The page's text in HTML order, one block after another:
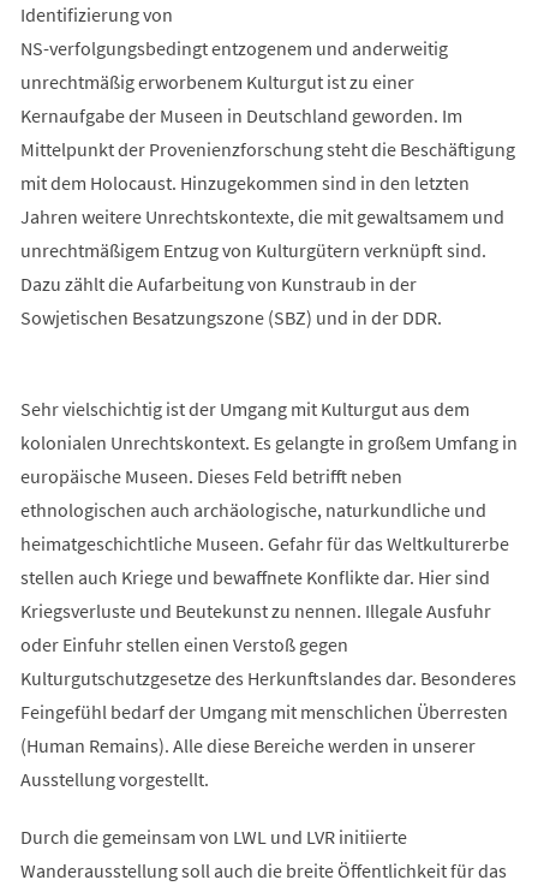
Identifizierung von
NS-verfolgungsbedingt entzogenem und anderweitig
unrechtmäßig erworbenem Kulturgut ist zu einer
Kernaufgabe der Museen in Deutschland geworden. Im
Mittelpunkt der Provenienzforschung steht die Beschäftigung
mit dem Holocaust. Hinzugekommen sind in den letzten
Jahren weitere Unrechtskontexte, die mit gewaltsamem und
unrechtmäßigem Entzug von Kulturgütern verknüpft sind.
Dazu zählt die Aufarbeitung von Kunstraub in der
Sowjetischen Besatzungszone (SBZ) und in der DDR.
Sehr vielschichtig ist der Umgang mit Kulturgut aus dem
kolonialen Unrechtskontext. Es gelangte in großem Umfang in
europäische Museen. Dieses Feld betrifft neben
ethnologischen auch archäologische, naturkundliche und
heimatgeschichtliche Museen. Gefahr für das Weltkulturerbe
stellen auch Kriege und bewaffnete Konflikte dar. Hier sind
Kriegsverluste und Beutekunst zu nennen. Illegale Ausfuhr
oder Einfuhr stellen einen Verstoß gegen
Kulturgutschutzgesetze des Herkunftslandes dar. Besonderes
Feingefühl bedarf der Umgang mit menschlichen Überresten
(Human Remains). Alle diese Bereiche werden in unserer
Ausstellung vorgestellt.
Durch die gemeinsam von LWL und LVR initiierte
Wanderausstellung soll auch die breite Öffentlichkeit für das